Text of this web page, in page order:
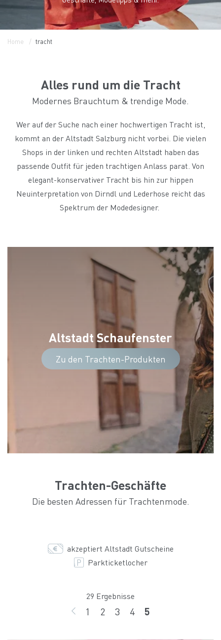
Home tracht
Alles rund um die Tracht
Modernes Brauchtum & trendige Mode.
Wer auf der Suche nach einer hochwertigen Tracht ist,
kommt an der Altstadt Salzburg nicht vorbei. Die vielen
Shops in der linken und rechten Altstadt haben das
passende Outfit für jeden trachtigen Anlass parat. Von
elegant-konservativer Tracht bis hin zur hippen
Neuinterpretation von Dirndl und Lederhose reicht das
Spektrum der Modedesigner.
Altstadt Schaufenster
Zu den Trachten-Produkten
Trachten-Geschäfte
Die besten Adressen für Trachtenmode.
akzeptiert Altstadt Gutscheine
Parkticketlocher
29 Ergebnisse
ZURÜCK
Seite
1 Seite
2 Seite
3 Seite
4 Seite
5